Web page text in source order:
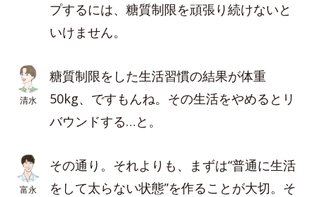
プするには、糖質制限を頑張り続けないと
いけません。
清水
糖質制限をした生活習慣の結果が体重
50kg、ですもんね。その生活をやめるとリ
バウンドする…と。
富永
その通り。それよりも、まずは“普通に生活
をして太らない状態”を作ることが大切。そ